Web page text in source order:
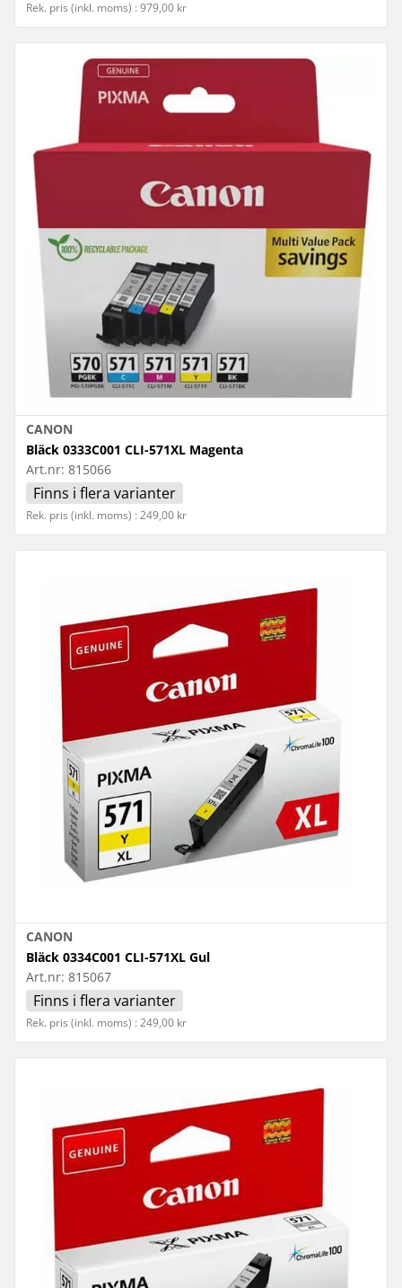
Rek. pris (inkl. moms) : 979,00 kr
CANON
Bläck 0333C001 CLI-571XL Magenta
Art.nr: 815066
Finns i flera varianter
Rek. pris (inkl. moms) : 249,00 kr
CANON
Bläck 0334C001 CLI-571XL Gul
Art.nr: 815067
Finns i flera varianter
Rek. pris (inkl. moms) : 249,00 kr